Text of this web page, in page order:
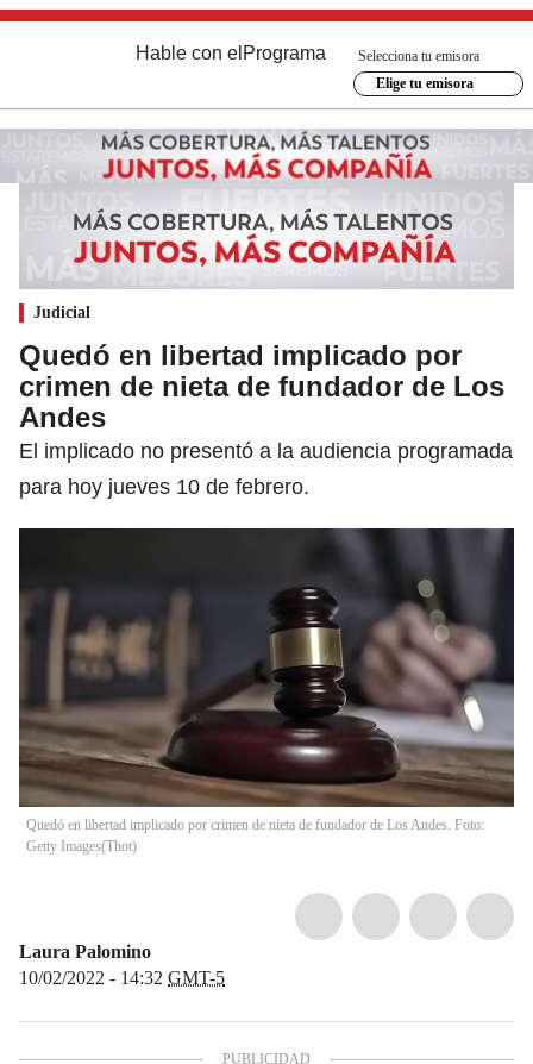
Hable con el Programa
Selecciona tu emisora
Elige tu emisora
Judicial
Quedó en libertad implicado por
crimen de nieta de fundador de Los
Andes
El implicado no presentó a la audiencia programada
para hoy jueves 10 de febrero.
Quedó en libertad implicado por crimen de nieta de fundador de Los Andes. Foto:
Getty Images(Thot)
Laura Palomino
10/02/2022 - 14:32 GMT-5